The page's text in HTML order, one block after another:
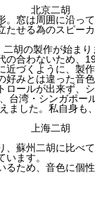
北京二胡
。窓は周囲に沿っ
せる為のスピー
胡の製作が始ま
合わないため、
近づくように、製
みとは違った音
ールが出来ず、
台湾・シンガポ
ました。私自身も
上海二胡
、蘇州二胡に比べ
ます。
るため、音色に個